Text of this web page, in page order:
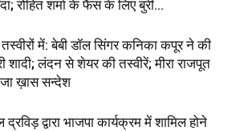
रोहित शर्मा के फैंस के लिए बुरी...
में: बेबी डॉल सिंगर कनिका कपूर ने की
शादी; लंदन से शेयर की तस्वीरें; मीरा राजपूत
ख़ास सन्देश
द्रविड़ द्वारा भाजपा कार्यक्रम में शामिल होने